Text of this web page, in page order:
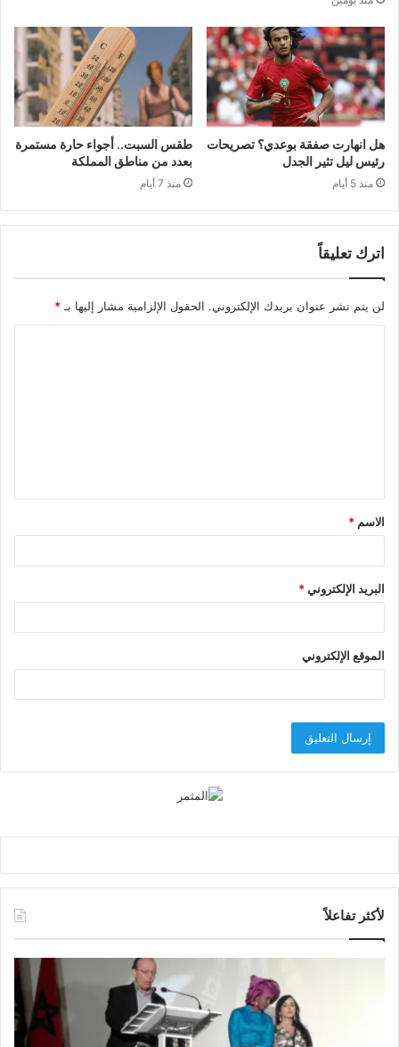
هل انهارت صفقة بوعدي؟ تصريحات
رئيس ليل تثير الجدل
منذ 5 أيام
طقس السبت.. أجواء حارة مستمرة
بعدد من مناطق المملكة
منذ 7 أيام
اترك تعليقاً
لن يتم نشر عنوان بريدك الإلكتروني. الحقول الإلزامية مشار إليها بـ *
ق
*
الاسم *
البريد الإلكتروني*
الموقع الإلكتروني
لأكثر تفاعلاً